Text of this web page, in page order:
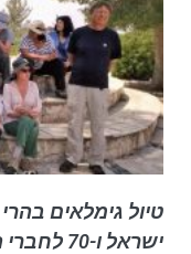
ישראל ו-70 לחברי הקבוצה